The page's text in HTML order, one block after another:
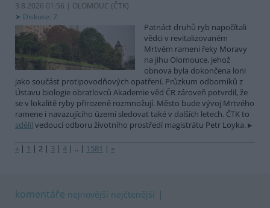
3.8.2026 01:56 | OLOMOUC (ČTK)
Diskuse: 2
Patnáct druhů ryb napočítali
vědci v revitalizovaném
Mrtvém rameni řeky Moravy
na jihu Olomouce, jehož
obnova byla dokončena loni
jako součást protipovodňových opatření. Průzkum odborníků z
Ústavu biologie obratlovců Akademie věd ČR zároveň potvrdil, že
se v lokalitě ryby přirozeně rozmnožují. Město bude vývoj Mrtvého
ramene i navazujícího území sledovat také v dalších letech. ČTK to
sdělil vedoucí odboru životního prostředí magistrátu Petr Loyka.
« | 1 | 2 | 3 | 4 | .. | 1581 | »
komentáře nejnovější nejčtenější